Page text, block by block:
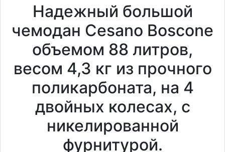
Надежный большой
чемодан Cesano Boscone
объемом 88 литров,
весом 4,3 кг из прочного
поликарбоната, на 4
двойных колесах, с
никелированной
фурнитурой.